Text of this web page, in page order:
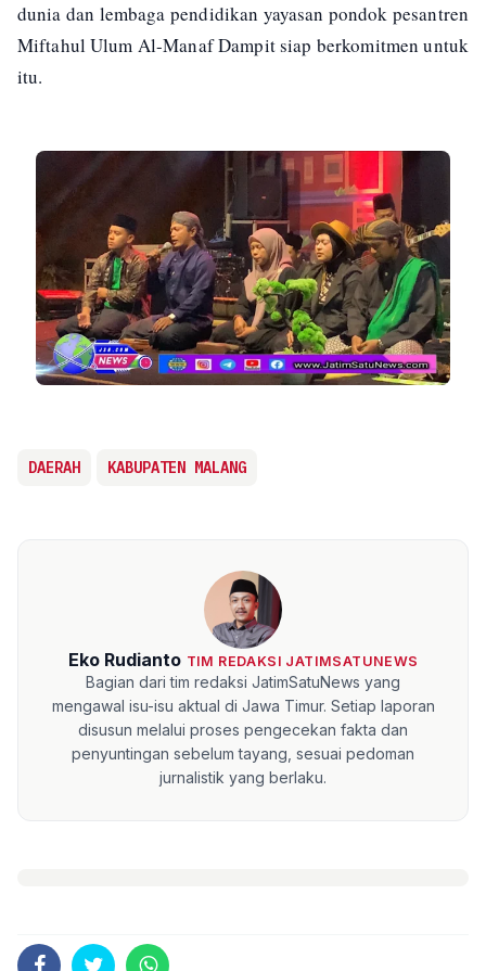
dunia dan lembaga pendidikan yayasan pondok pesantren
Miftahul Ulum Al-Manaf Dampit siap berkomitmen untuk
itu.
DAERAH KABUPATEN MALANG
Eko Rudianto TIM REDAKSI JATIMSATUNEWS
Bagian dari tim redaksi JatimSatuNews yang
mengawal isu-isu aktual di Jawa Timur. Setiap laporan
disusun melalui proses pengecekan fakta dan
penyuntingan sebelum tayang, sesuai pedoman
jurnalistik yang berlaku.